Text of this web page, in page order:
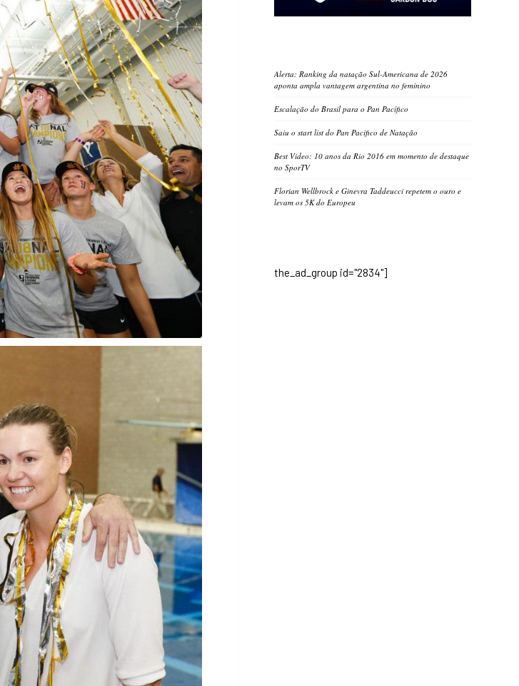
Alerta: Ranking da natação Sul-Americana de 2026
aponta ampla vantagem argentina no feminino
Escalação do Brasil para o Pan Pacífico
Saiu o start list do Pan Pacifico de Natação
Best Video: 10 anos da Rio 2016 em momento de destaque
no SporTV
Florian Wellbrock e Ginevra Taddeucci repetem o ouro e
levam os 5K do Europeu
the_ad_group id="2834"]